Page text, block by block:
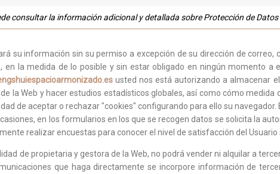
consultar la información adicional y detallada sobre Protección de Datos
su información sin su permiso a excepción de su dirección de
en la medida de lo posible y sin estar obligado en ningún momento
usted nos está autorizando a almacenar
la Web y hacer estudios estadísticos globales, así como cómo
de aceptar o rechazar "cookies" configurando para ello su
en los formularios en los que se recogen datos se solicita la
realizar encuestas para conocer el nivel de satisfacción del Usuario
de propietaria y gestora de la Web, no podrá vender ni alquilar a
que haga directamente se incorpore información de